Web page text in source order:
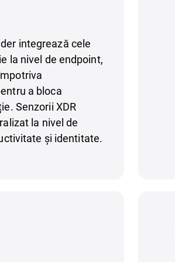
integrează cele
la nivel de endpoint,
a bloca
Senzorii XDR
la nivel de
și identitate.